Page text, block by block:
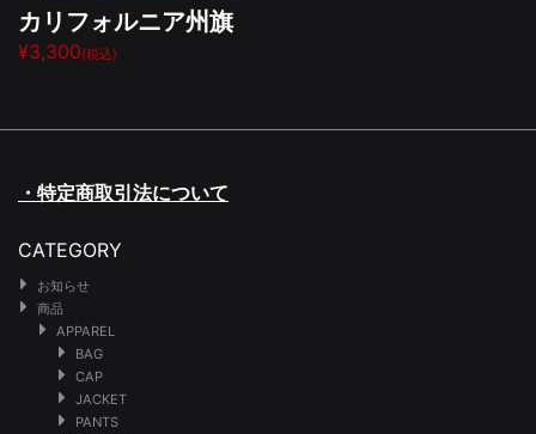
カリフォルニア州旗
¥3,300(税込)
・特定商取引法について
CATEGORY
お知らせ
商品
APPAREL
BAG
CAP
JACKET
PANTS